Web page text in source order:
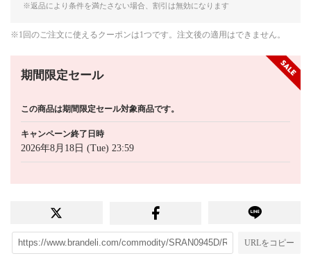
※返品により条件を満たさない場合、割引は無効になります
※1回のご注文に使えるクーポンは1つです。注文後の適用はできません。
期間限定セール
この商品は期間限定セール対象商品です。
キャンペーン終了日時
2026年8月18日 (Tue) 23:59
URLをコピー